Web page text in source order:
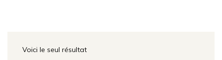
Voici le seul résultat